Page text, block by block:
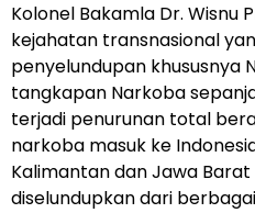
Kolonel Bakamla Dr.
kejahatan transnasional
penyelundupan khususnya
tangkapan Narkoba
terjadi penurunan total
narkoba masuk ke
Kalimantan dan Jawa
diselundupkan dari